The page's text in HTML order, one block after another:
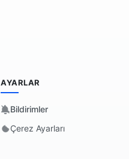
AYARLAR
Bildirimler
Çerez Ayarları